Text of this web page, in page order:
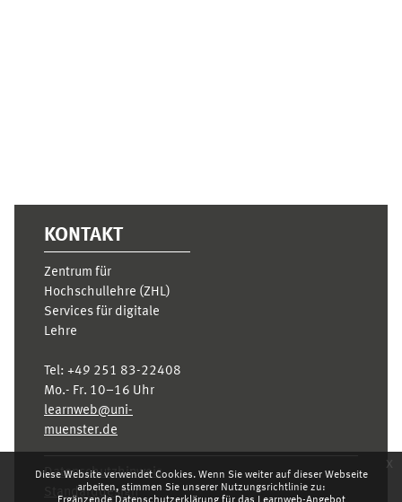
Diese Website verwendet Cookies. Wenn Sie weiter auf dieser Webseite
arbeiten, stimmen Sie unserer Nutzungsrichtlinie zu:
x
KONTAKT
Zentrum für
Hochschullehre (ZHL)
Services für digitale
Lehre
Tel: +49 251 83-22408
Mo.- Fr. 10–16 Uhr
learnweb@uni-
muenster.de
Datenschutzhinweis
Standarddesign